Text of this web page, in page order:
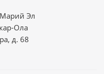
Эл
Ола
д. 68